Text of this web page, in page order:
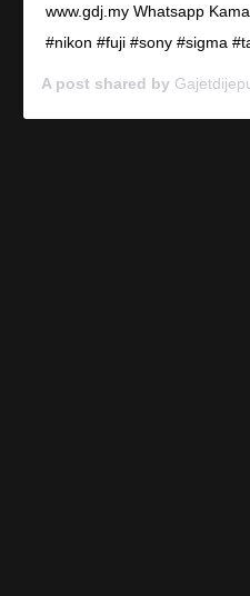
www.gdj.my Whatsapp
#nikon #fuji #sony #sigma
A post shared by